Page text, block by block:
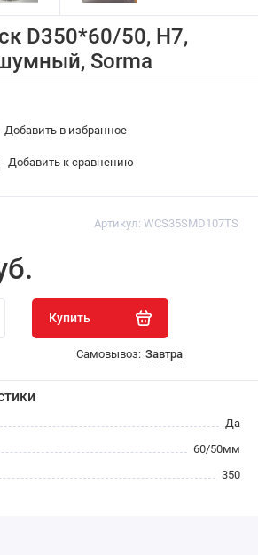
D350*60/50, H7,
Sorma
Добавить в избранное
Добавить к сравнению
Артикул: WCS35SMD107TS
Купить
Самовывоз: Завтра
Да
60/50мм
350